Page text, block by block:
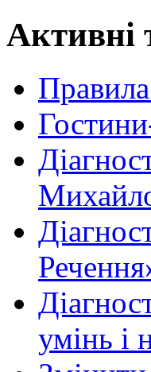
Активні
умінь і